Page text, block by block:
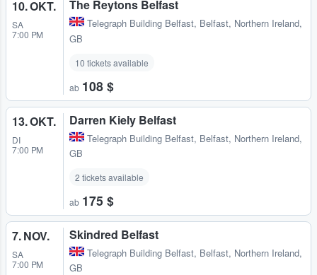
10. OKT.
SA
7:00 PM
The Reytons Belfast
Telegraph Building Belfast, Belfast, Northern Ireland,
GB
10 tickets available
ab 108 $
13. OKT.
DI
7:00 PM
Darren Kiely Belfast
Telegraph Building Belfast, Belfast, Northern Ireland,
GB
2 tickets available
ab 175 $
7. NOV.
SA
7:00 PM
Skindred Belfast
Telegraph Building Belfast, Belfast, Northern Ireland,
GB